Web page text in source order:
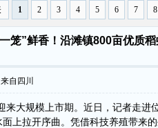
1 2 3 4 5 6 7 8
笼”鲜香！沿滩镇800亩优质
来自四川
来大规模上市期。近日，记者走进
上拉开序曲。凭借科技养殖带来